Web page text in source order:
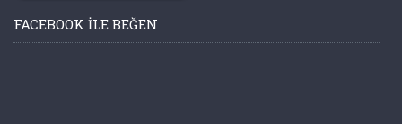
FACEBOOK ILE BEĞEN